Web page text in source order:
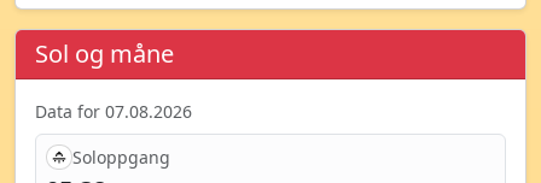
Sol og måne
Data for 07.08.2026
Soloppgang